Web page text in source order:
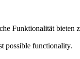
Funktionalität bieten
possible functionality.